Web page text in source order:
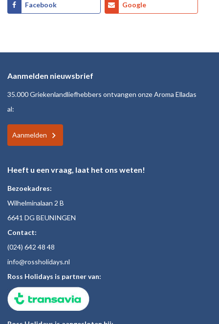
Facebook Google
Aanmelden nieuwsbrief
35.000 Griekenlandliefhebbers ontvangen onze Aroma Elladas
al:
Aanmelden
Heeft u een vraag, laat het ons weten!
Bezoekadres:
Wilhelminalaan 2 B
6641 DG BEUNINGEN
Contact:
(024) 642 48 48
info@rossholidays.nl
Ross Holidays is partner van: